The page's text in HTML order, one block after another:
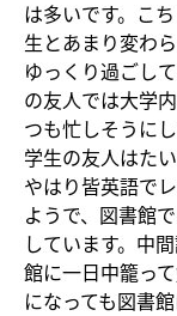
は多いです。こ
生とあまり変わ
ゆっくり過ごし
の友人では大学
つも忙しそうに
学生の友人はた
やはり皆英語で
ようで、図書館
しています。中
館に一日中籠っ
になっても図書